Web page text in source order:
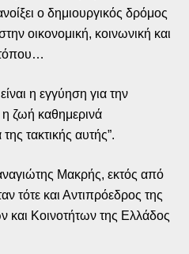
ο δημιουργικός δρόμος
οικονομική, κοινωνική και
τόπου…
η εγγύηση για την
ζωή καθημερινά
τακτικής αυτής”.
Μακρής, εκτός από
τότε και Αντιπρόεδρος της
Κοινοτήτων της Ελλάδος